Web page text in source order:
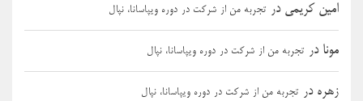
امین کریمی در تجربه من از شرکت در دوره ویپاسانا، نپال
مونا در تجربه من از شرکت در دوره ویپاسانا، نپال
زهره در تجربه من از شرکت در دوره ویپاسانا، نپال